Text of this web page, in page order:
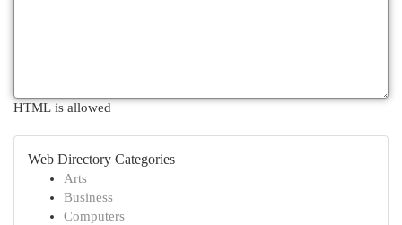
HTML is allowed
Web Directory Categories
Arts
Business
Computers